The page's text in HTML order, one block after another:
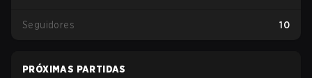
Seguidores 10
PRÓXIMAS PARTIDAS